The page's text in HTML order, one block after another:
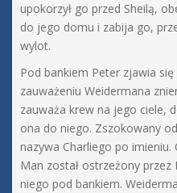
upokorzył go przed Sheilą,
do jego domu i zabija go,
wylot.
Pod bankiem Peter zjawia
zauważeniu Weidermana
zauważa krew na jego ciele,
ona do niego. Zszokowany
nazywa Charliego po imieniu.
Man został ostrzeżony przez
niego pod bankiem.